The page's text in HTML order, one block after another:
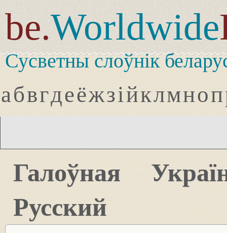
be.Worldwide
Сусветны слоўнік
абвгдеёжзійклмноп
Галоўная
Русский